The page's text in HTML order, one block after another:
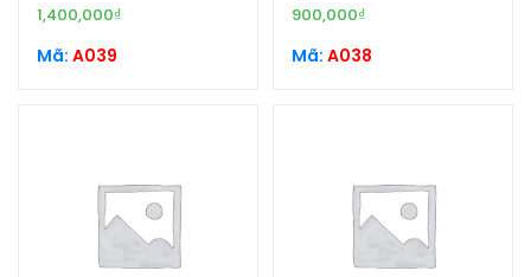
1,400,000₫
Mã: A039
900,000₫
Mã: A038